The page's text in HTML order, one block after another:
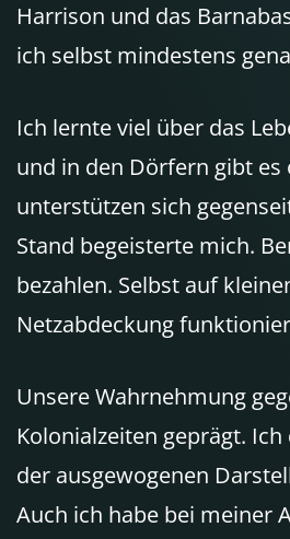
Harrison und das
ich selbst mindestens
Ich lernte viel über das
und in den Dörfern gibt
unterstützen sich
Stand begeisterte mich.
bezahlen. Selbst auf
Netzabdeckung
Unsere Wahrnehmung
Kolonialzeiten geprägt.
der ausgewogenen
Auch ich habe bei meiner